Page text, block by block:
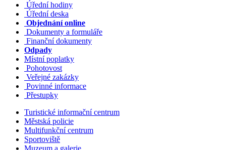
Úřední hodiny
Úřední deska
Objednání online
Dokumenty a formuláře
Finanční dokumenty
Odpady
Místní poplatky
Pohotovost
Veřejné zakázky
Povinné informace
Přestupky
Turistické informační centrum
Městská policie
Multifunkční centrum
Sportoviště
Muzeum a galerie